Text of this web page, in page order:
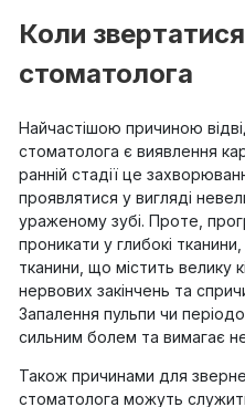
Коли
стоматолога
Найчастішою причиною
стоматолога є виявлення
ранній стадії це
проявлятися у вигляді
ураженому зубі. Проте,
проникати у глибокі
тканини, що містить велику
нервових закінчень та
Запалення пульпи чи
сильним болем та вимагає
Також причинами для
стоматолога можуть